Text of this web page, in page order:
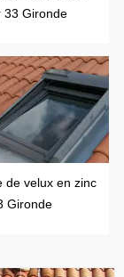
33 Gironde
de velux en zinc
Gironde